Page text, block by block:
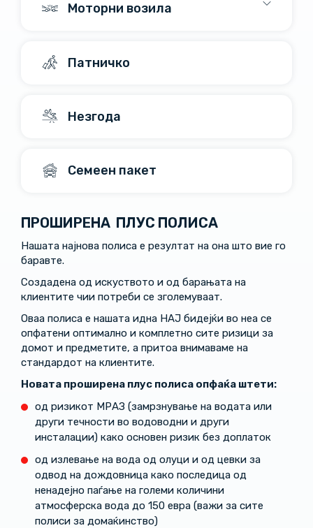
Моторни возила
Патничко
Незгода
Семеен пакет
ПРОШИРЕНА ПЛУС ПОЛИСА
Нашата најнова полиса е резултат на она што вие го
баравте.
Создадена од искуството и од барањата на
клиентите чии потреби се зголемуваат.
Оваа полиса е нашата идна НАЈ бидејќи во неа се
опфатени оптимално и комплетно сите ризици за
домот и предметите, а притоа внимаваме на
стандардот на клиентите.
Новата проширена плус полиса опфаќа штети:
од ризикот МРАЗ (замрзнување на водата или
други течности во водоводни и други
инсталации) како основен ризик без доплаток
oд излевање на вода од олуци и од цевки за
одвод на дождовница како последица од
ненадејно паѓање на големи количини
атмосферска вода до 150 евра (важи за сите
полиси за домаќинство)